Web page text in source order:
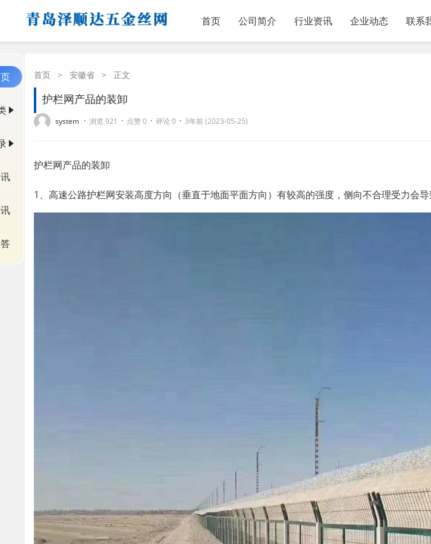
首页 公司简介 行业资讯 企业动态 联系
首页 > 安徽省 > 正文
护栏网产品的装卸
system · 浏览 921 · 点赞 0 · 评论 0 · 3年前 (2023-05-25)
护栏网产品的装卸
1、高速公路护栏网安装高度方向（垂直于地面平面方向）有较高的强度，侧向不合理受力会导